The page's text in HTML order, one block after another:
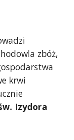
zbóż,
krwi
Izydora